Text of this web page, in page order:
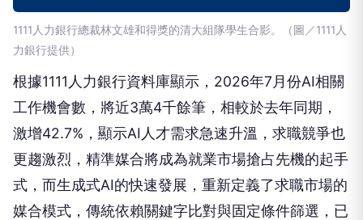
1111人力銀行總裁林文雄和得獎的清大組隊學生合影。（圖／1111人
力銀行提供）
根據1111人力銀行資料庫顯示，2026年7月份AI相關
工作機會數，將近3萬4千餘筆，相較於去年同期，
激增42.7%，顯示AI人才需求急速升溫，求職競爭也
更趨激烈，精準媒合將成為就業市場搶占先機的起手
式，而生成式AI的快速發展，重新定義了求職市場的
媒合模式，傳統依賴關鍵字比對與固定條件篩選，已